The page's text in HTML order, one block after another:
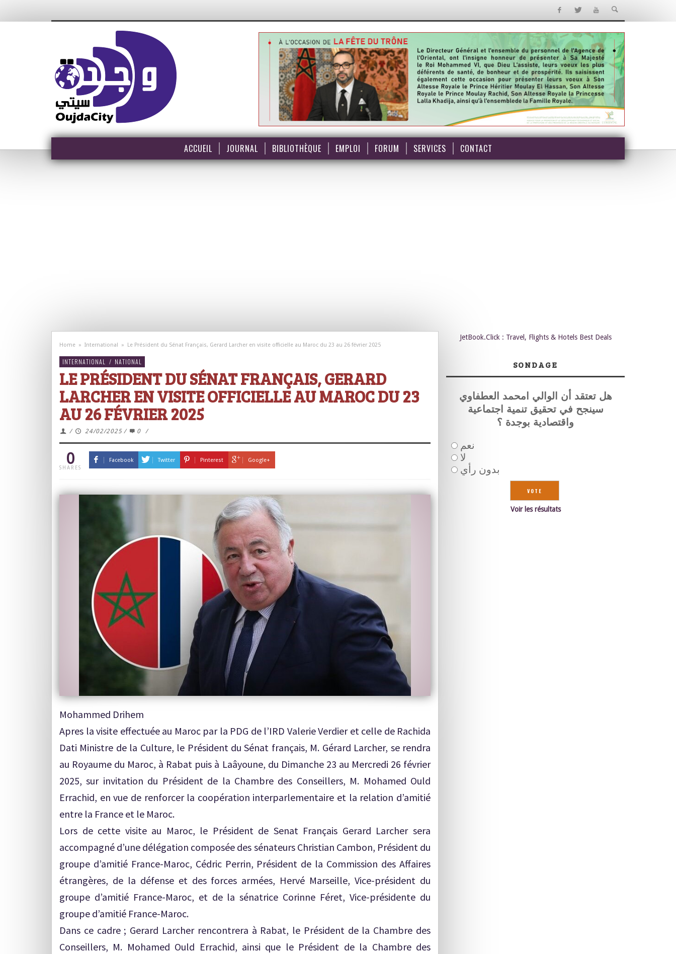
ACCUEIL JOURNAL BIBLIOTHÈQUE EMPLOI FORUM SERVICES CONTACT
Home » International » Le Président du Sénat Français, Gerard Larcher en visite officielle au Maroc du 23 au 26 février 2025
INTERNATIONAL / NATIONAL
LE PRÉSIDENT DU SÉNAT FRANÇAIS, GERARD
LARCHER EN VISITE OFFICIELLE AU MAROC DU 23
AU 26 FÉVRIER 2025
/ 24/02/2025 / 0 /
0
SHARES
Facebook Twitter Pinterest Google+
Mohammed Drihem
Apres la visite effectuée au Maroc par la PDG de l’IRD Valerie Verdier et celle de Rachida
Dati Ministre de la Culture, le Président du Sénat français, M. Gérard Larcher, se rendra
au Royaume du Maroc, à Rabat puis à Laâyoune, du Dimanche 23 au Mercredi 26 février
2025, sur invitation du Président de la Chambre des Conseillers, M. Mohamed Ould
Errachid, en vue de renforcer la coopération interparlementaire et la relation d’amitié
entre la France et le Maroc.
Lors de cette visite au Maroc, le Président de Senat Français Gerard Larcher sera
accompagné d’une délégation composée des sénateurs Christian Cambon, Président du
groupe d’amitié France-Maroc, Cédric Perrin, Président de la Commission des Affaires
étrangères, de la défense et des forces armées, Hervé Marseille, Vice-président du
groupe d’amitié France-Maroc, et de la sénatrice Corinne Féret, Vice-présidente du
groupe d’amitié France-Maroc.
Dans ce cadre ; Gerard Larcher rencontrera à Rabat, le Président de la Chambre des
Conseillers, M. Mohamed Ould Errachid, ainsi que le Président de la Chambre des
JetBook.Click : Travel, Flights & Hotels Best Deals
SONDAGE
هل تعتقد أن الوالي امحمد العطفاوي
سينجح في تحقيق تنمية اجتماعية
واقتصادية بوجدة ؟
نعم
لا
بدون رأي
Voir les résultats